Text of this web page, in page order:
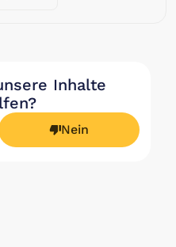
Inhalte
Nein